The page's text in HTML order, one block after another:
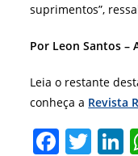
suprimentos”,
Por Leon Santos –
Leia o restante
conheça a Revista
F T